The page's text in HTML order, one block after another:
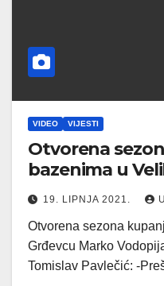
VIDEO VIJESTI
Otvorena
bazenima u
19. LIPNJA 2021.
Otvorena sezona
Grđevcu Marko
Tomislav Pavlečić: -